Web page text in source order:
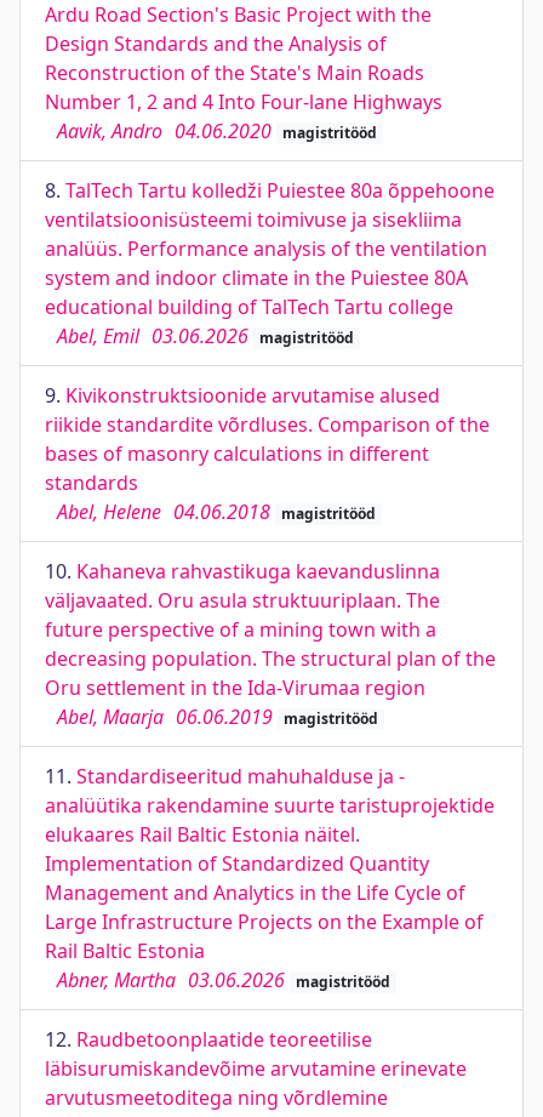
Ardu Road Section's Basic Project with the
Design Standards and the Analysis of
Reconstruction of the State's Main Roads
Number 1, 2 and 4 Into Four-lane Highways
Aavik, Andro 04.06.2020 magistritööd
8. TalTech Tartu kolledži Puiestee 80a õppehoone
ventilatsioonisüsteemi toimivuse ja sisekliima
analüüs. Performance analysis of the ventilation
system and indoor climate in the Puiestee 80A
educational building of TalTech Tartu college
Abel, Emil 03.06.2026 magistritööd
9. Kivikonstruktsioonide arvutamise alused
riikide standardite võrdluses. Comparison of the
bases of masonry calculations in different
standards
Abel, Helene 04.06.2018 magistritööd
10. Kahaneva rahvastikuga kaevanduslinna
väljavaated. Oru asula struktuuriplaan. The
future perspective of a mining town with a
decreasing population. The structural plan of the
Oru settlement in the Ida-Virumaa region
Abel, Maarja 06.06.2019 magistritööd
11. Standardiseeritud mahuhalduse ja -
analüütika rakendamine suurte taristuprojektide
elukaares Rail Baltic Estonia näitel.
Implementation of Standardized Quantity
Management and Analytics in the Life Cycle of
Large Infrastructure Projects on the Example of
Rail Baltic Estonia
Abner, Martha 03.06.2026 magistritööd
12. Raudbetoonplaatide teoreetilise
läbisurumiskandevõime arvutamine erinevate
arvutusmeetoditega ning võrdlemine